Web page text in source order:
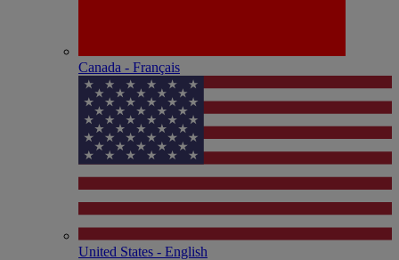
Canada - Français
United States - English